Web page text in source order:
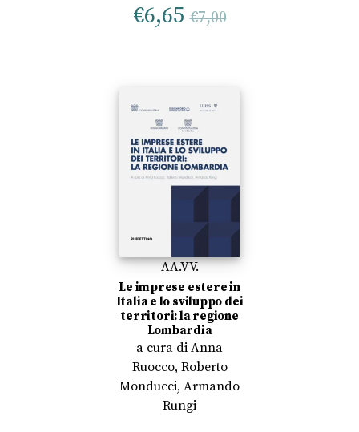
€6,65 €7,00
AA.VV.
Le imprese estere in
Italia e lo sviluppo dei
territori: la regione
Lombardia
a cura di Anna
Ruocco, Roberto
Monducci, Armando
Rungi